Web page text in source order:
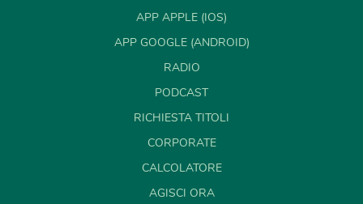
APP APPLE (IOS)
APP GOOGLE (ANDROID)
RADIO
PODCAST
RICHIESTA TITOLI
CORPORATE
CALCOLATORE
AGISCI ORA